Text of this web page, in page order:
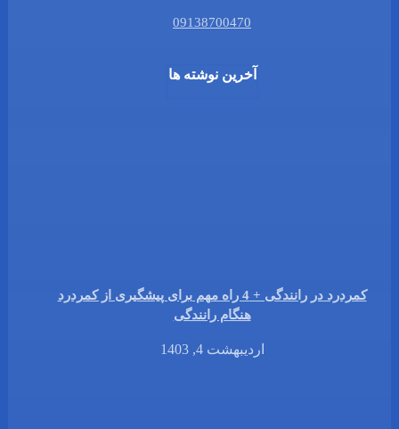
09138700470
آخرین نوشته ها
کمردرد در رانندگی + 4 راه مهم برای پیشگیری از کمردرد
هنگام رانندگی
اردیبهشت 4, 1403